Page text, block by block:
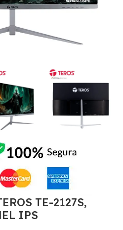
TE-2127S,
IPS